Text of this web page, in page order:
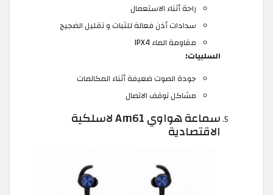
راحة أثناء الاستعمال
سدادات أذن فعالة للثبات و تقليل الضجيج
مقاومة الماء IPX4
السلبيات:
جودة الصوت ضعيفة أثناء المكالمات
مشاكل توقف الاتصال
سماعة هواوي Am61 لاسلكية
الاقتصادية